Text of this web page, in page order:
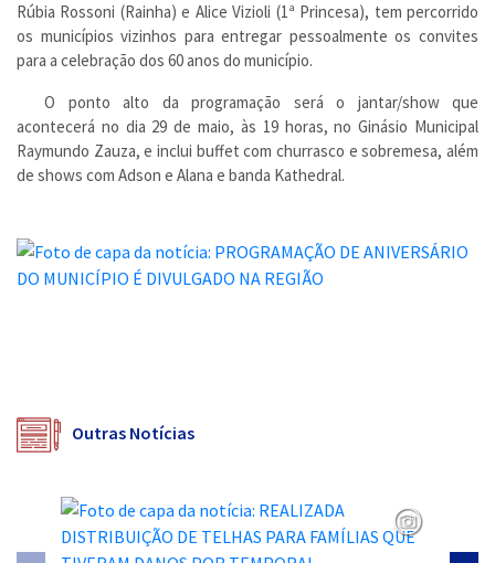
Rúbia Rossoni (Rainha) e Alice Vizioli (1ª Princesa), tem percorrido
os municípios vizinhos para entregar pessoalmente os convites
para a celebração dos 60 anos do município.
O ponto alto da programação será o jantar/show que
acontecerá no dia 29 de maio, às 19 horas, no Ginásio Municipal
Raymundo Zauza, e inclui buffet com churrasco e sobremesa, além
de shows com Adson e Alana e banda Kathedral.
Outras Notícias